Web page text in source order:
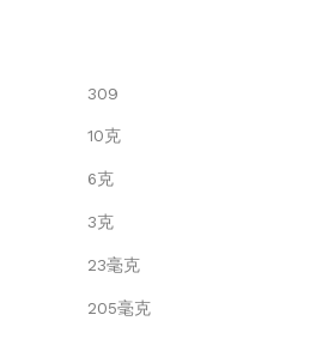
309
10克
6克
3克
23毫克
205毫克